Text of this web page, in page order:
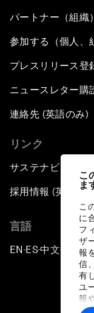
こ
ま
こ
に
フ
ザ
報
信
有
ユ
報
に
パートナー（組織
参加する（個人、
プレスリリース登
ニュースレター購
連絡先 (英語のみ)
リンク
サステナビリティ
採用情報 (英語のみ)
言語
EN ▪ES▪中文▪ 日本語